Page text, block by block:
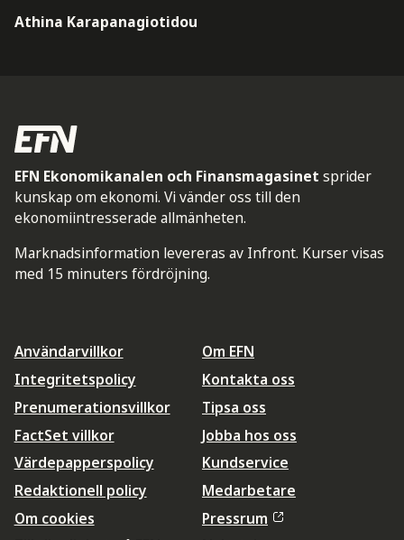
Athina Karapanagiotidou
EFN Ekonomikanalen och Finansmagasinet sprider
kunskap om ekonomi. Vi vänder oss till den
ekonomiintresserade allmänheten.
Marknadsinformation levereras av Infront. Kurser visas
med 15 minuters fördröjning.
Användarvillkor
Integritetspolicy
Prenumerationsvillkor
FactSet villkor
Värdepapperspolicy
Redaktionell policy
Om cookies
Om EFN
Kontakta oss
Tipsa oss
Jobba hos oss
Kundservice
Medarbetare
Pressrum